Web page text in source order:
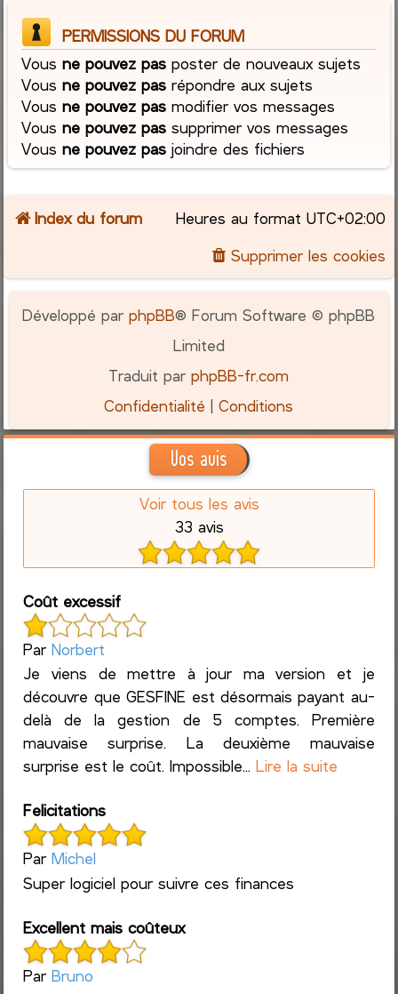
PERMISSIONS DU FORUM
Vousne pouvez pas poster de nouveaux sujets
Vousne pouvez pas répondre aux sujets
Vousne pouvez pas modifier vos messages
Vousne pouvez pas supprimer vos messages
Vousne pouvez pas joindre des fichiers
Index du forum Heures au format UTC+02:00
Supprimer les cookies
Développé parphpBB® Forum Software © phpBB
Limited
Traduit parphpBB-fr.com
Confidentialité |Conditions
Vos avis
Voir tous les avis
33 avis
Coût excessif
ParNorbert
Je viens de mettre à jour ma version et je
découvre que GESFINE est désormais payant au-
delà de la gestion de 5 comptes. Première
mauvaise surprise. La deuxième mauvaise
surprise est le coût. Impossible...Lire la suite
Felicitations
ParMichel
Super logiciel pour suivre ces finances
Excellent mais coûteux
ParBruno